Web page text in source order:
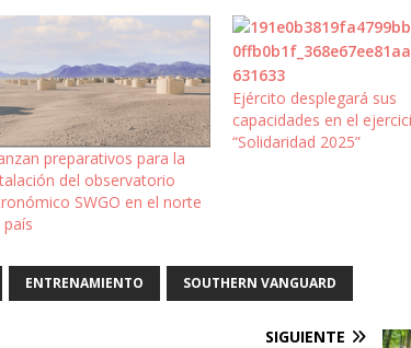
preparativos para la
del observatorio
SWGO en el norte
país
Ejército desplegará sus
capacidades en el
“Solidaridad 2025”
ENTRENAMIENTO SOUTHERN VANGUARD
SIGUIENTE